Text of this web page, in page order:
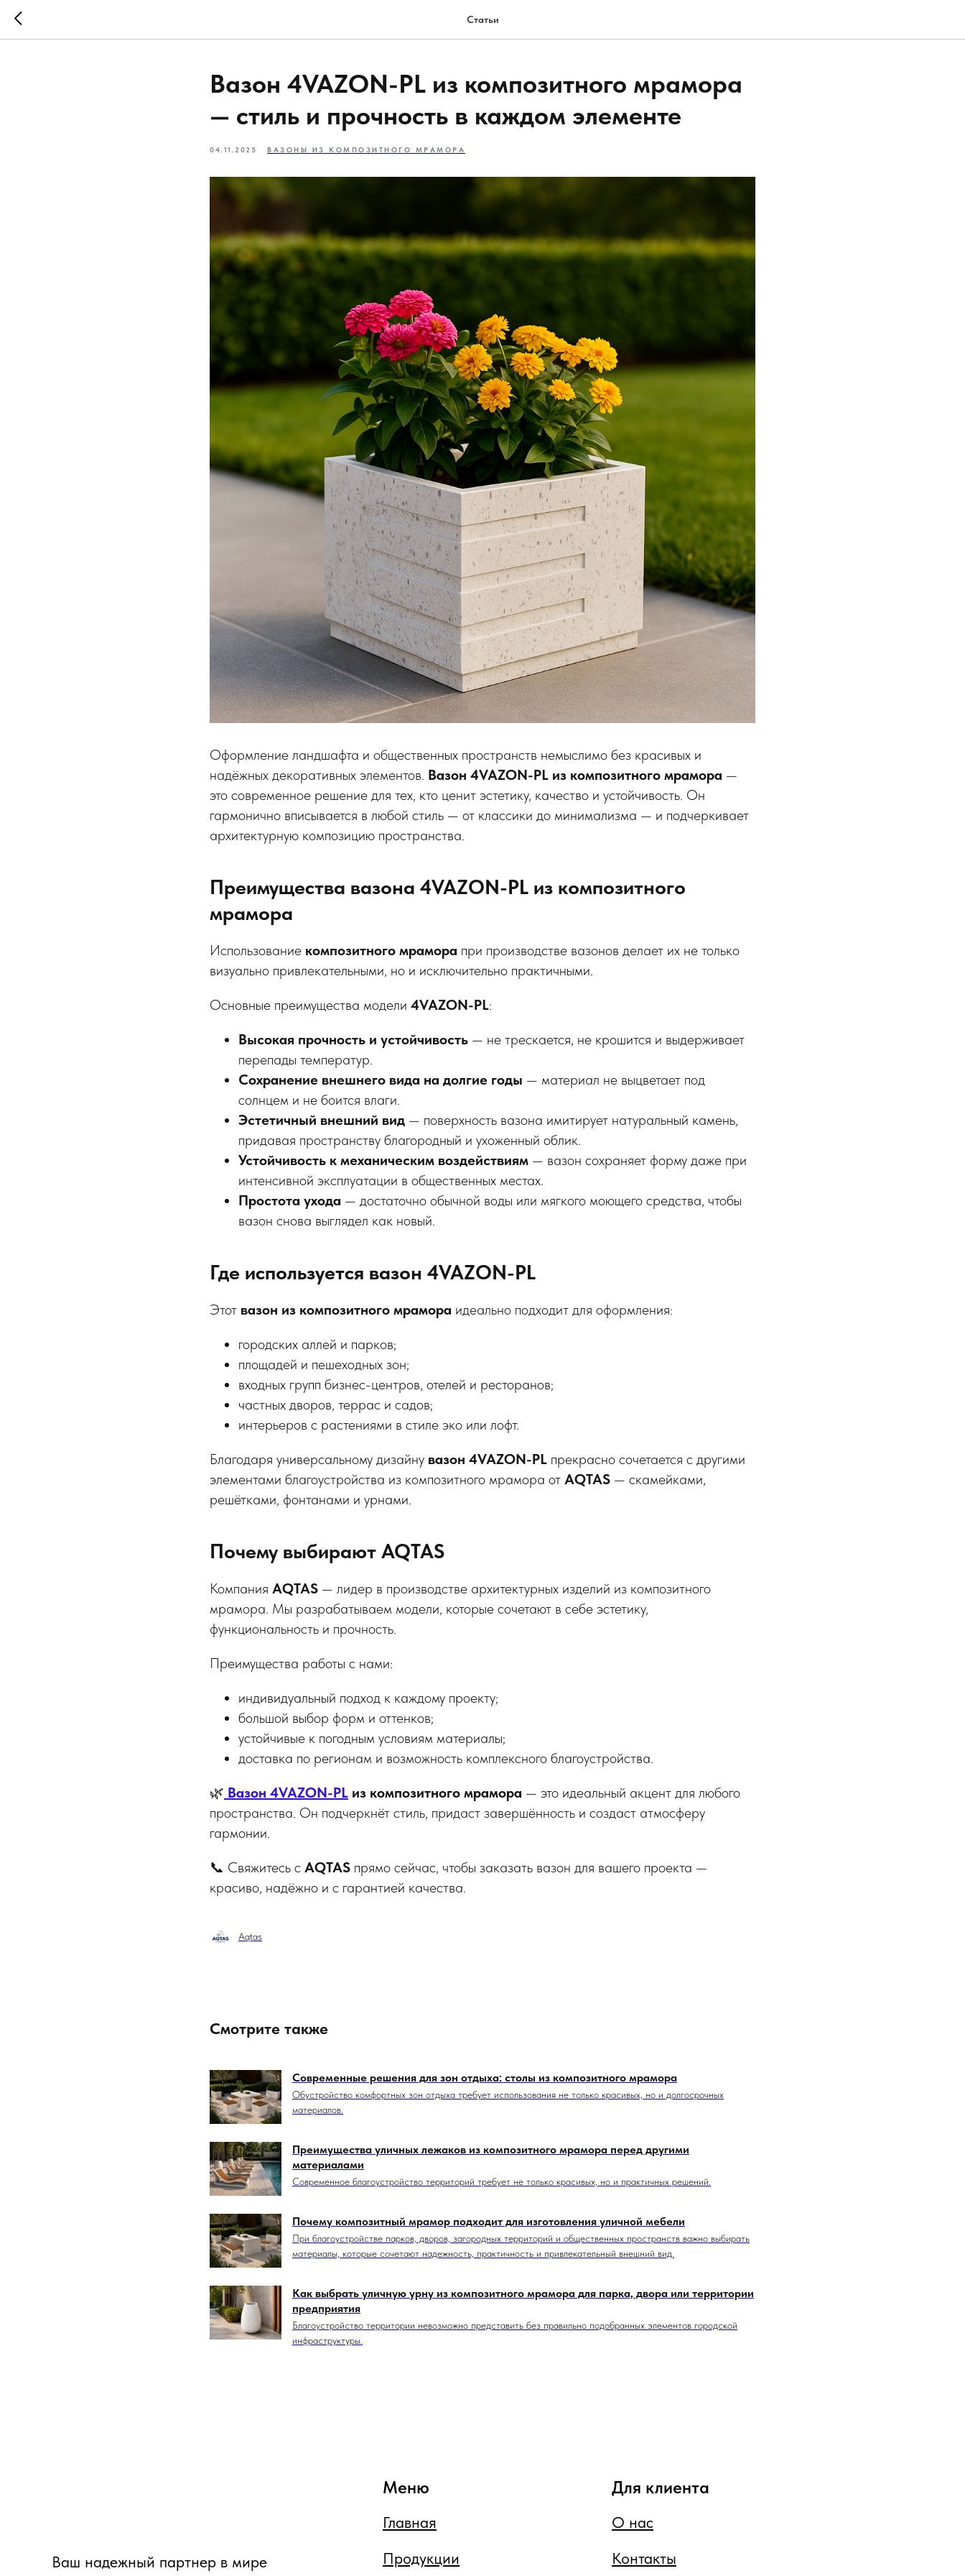
Статьи
Вазон 4VAZON-PL из композитного мрамора
— стиль и прочность в каждом элементе
04.11.2025 ВАЗОНЫ ИЗ КОМПОЗИТНОГО МРАМОРА
Оформление ландшафта и общественных пространств немыслимо без красивых и
надёжных декоративных элементов. Вазон 4VAZON-PL из композитного мрамора —
это современное решение для тех, кто ценит эстетику, качество и устойчивость. Он
гармонично вписывается в любой стиль — от классики до минимализма — и подчеркивает
архитектурную композицию пространства.
Преимущества вазона 4VAZON-PL из композитного
мрамора
Использование композитного мрамора при производстве вазонов делает их не только
визуально привлекательными, но и исключительно практичными.
Основные преимущества модели 4VAZON-PL:
Высокая прочность и устойчивость — не трескается, не крошится и выдерживает
перепады температур.
Сохранение внешнего вида на долгие годы — материал не выцветает под
солнцем и не боится влаги.
Эстетичный внешний вид — поверхность вазона имитирует натуральный камень,
придавая пространству благородный и ухоженный облик.
Устойчивость к механическим воздействиям — вазон сохраняет форму даже при
интенсивной эксплуатации в общественных местах.
Простота ухода — достаточно обычной воды или мягкого моющего средства, чтобы
вазон снова выглядел как новый.
Где используется вазон 4VAZON-PL
Этот вазон из композитного мрамора идеально подходит для оформления:
городских аллей и парков;
площадей и пешеходных зон;
входных групп бизнес-центров, отелей и ресторанов;
частных дворов, террас и садов;
интерьеров с растениями в стиле эко или лофт.
Благодаря универсальному дизайну вазон 4VAZON-PL прекрасно сочетается с другими
элементами благоустройства из композитного мрамора от AQTAS — скамейками,
решётками, фонтанами и урнами.
Почему выбирают AQTAS
Компания AQTAS — лидер в производстве архитектурных изделий из композитного
мрамора. Мы разрабатываем модели, которые сочетают в себе эстетику,
функциональность и прочность.
Преимущества работы с нами:
индивидуальный подход к каждому проекту;
большой выбор форм и оттенков;
устойчивые к погодным условиям материалы;
доставка по регионам и возможность комплексного благоустройства.
🌿 Вазон 4VAZON-PL из композитного мрамора — это идеальный акцент для любого
пространства. Он подчеркнёт стиль, придаст завершённость и создаст атмосферу
гармонии.
📞 Свяжитесь с AQTAS прямо сейчас, чтобы заказать вазон для вашего проекта —
красиво, надёжно и с гарантией качества.
Aqtas
Смотрите также
Современные решения для зон отдыха: столы из композитного мрамора
Обустройство комфортных зон отдыха требует использования не только красивых, но и долгосрочных
материалов.
Преимущества уличных лежаков из композитного мрамора перед другими
материалами
Современное благоустройство территорий требует не только красивых, но и практичных решений.
Почему композитный мрамор подходит для изготовления уличной мебели
При благоустройстве парков, дворов, загородных территорий и общественных пространств важно выбирать
материалы, которые сочетают надежность, практичность и привлекательный внешний вид.
Как выбрать уличную урну из композитного мрамора для парка, двора или территории
предприятия
Благоустройство территории невозможно представить без правильно подобранных элементов городской
инфраструктуры.
Меню
Ваш надежный партнер в мире
Главная
Продукции
Для клиента
О нас
Контакты